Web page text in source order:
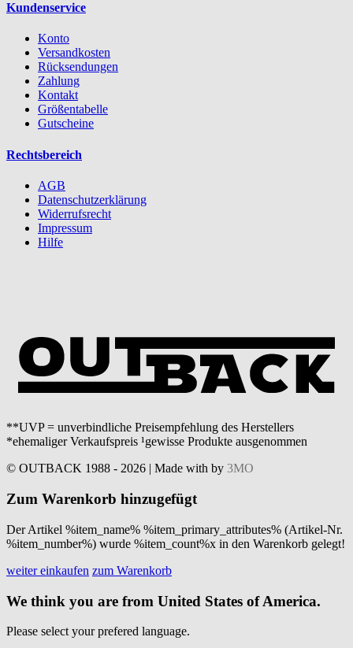
Kundenservice
Konto
Versandkosten
Rücksendungen
Zahlung
Kontakt
Größentabelle
Gutscheine
Rechtsbereich
AGB
Datenschutzerklärung
Widerrufsrecht
Impressum
Hilfe
**UVP = unverbindliche Preisempfehlung des Herstellers
*ehemaliger Verkaufspreis ¹gewisse Produkte ausgenommen
© OUTBACK 1988 - 2026 | Made with by 3MO
Zum Warenkorb hinzugefügt
Der Artikel %item_name% %item_primary_attributes% (Artikel-Nr.
%item_number%) wurde %item_count%x in den Warenkorb gelegt!
weiter einkaufen zum Warenkorb
We think you are from United States of America.
Please select your prefered language.